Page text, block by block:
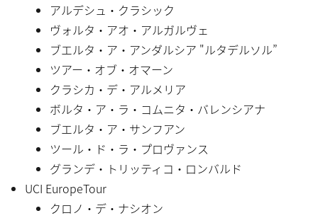
アルデシュ・クラシック
ヴォルタ・アオ・アルガルヴェ
ブエルタ・ア・アンダルシア "ルタデルソル”
ツアー・オブ・オマーン
クラシカ・デ・アルメリア
ボルタ・ア・ラ・コムニタ・バレンシアナ
ブエルタ・ア・サンフアン
ツール・ド・ラ・プロヴァンス
グランデ・トリッティコ・ロンバルド
UCI EuropeTour
クロノ・デ・ナシオン